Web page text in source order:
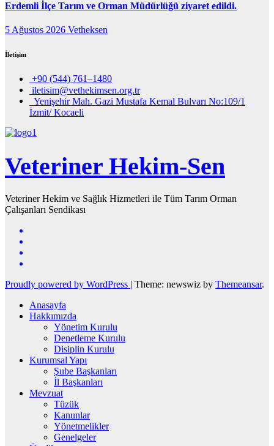
Erdemli İlçe Tarım ve Orman Müdürlüğü ziyaret edildi.
5 Ağustos 2026 Vetheksen
İletişim
+90 (544) 761–1480
iletisim@vethekimsen.org.tr
Yenişehir Mah. Gazi Mustafa Kemal Bulvarı No:109/1
İzmit/ Kocaeli
Veteriner Hekim-Sen
Veteriner Hekim ve Sağlık Hizmetleri ile Tüm Tarım Orman
Çalışanları Sendikası
Proudly powered by WordPress | Theme: newswiz by Themeansar.
Anasayfa
Hakkımızda
Yönetim Kurulu
Denetleme Kurulu
Disiplin Kurulu
Kurumsal Yapı
Şube Başkanları
İl Başkanları
Mevzuat
Tüzük
Kanunlar
Yönetmelikler
Genelgeler